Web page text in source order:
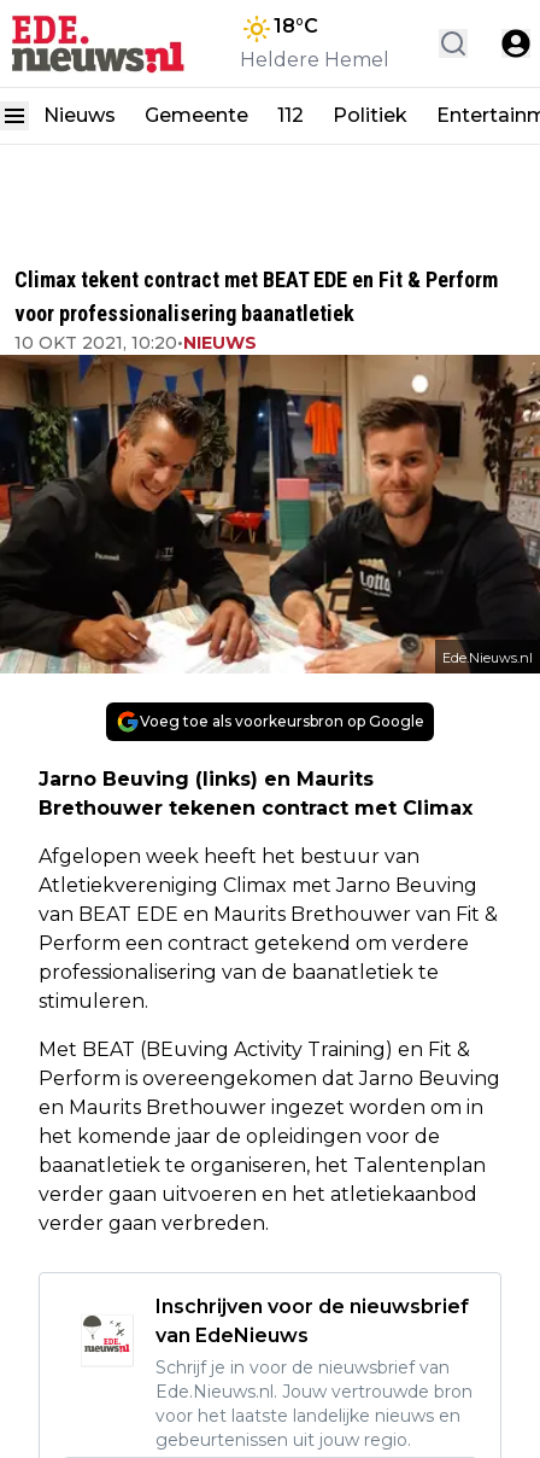
18°C
Heldere Hemel
Nieuws Gemeente 112 Politiek
Climax tekent contract met BEAT EDE en Fit & Perform
voor professionalisering baanatletiek
10 OKT 2021, 10:20•NIEUWS
Ede.Nieuws.nl
Voeg toe als voorkeursbron op Google
Jarno Beuving (links) en Maurits
Brethouwer tekenen contract met Climax
Afgelopen week heeft het bestuur van
Atletiekvereniging Climax met Jarno Beuving
van BEAT EDE en Maurits Brethouwer van Fit &
Perform een contract getekend om verdere
professionalisering van de baanatletiek te
stimuleren.
Met BEAT (BEuving Activity Training) en Fit &
Perform is overeengekomen dat Jarno Beuving
en Maurits Brethouwer ingezet worden om in
het komende jaar de opleidingen voor de
baanatletiek te organiseren, het Talentenplan
verder gaan uitvoeren en het atletiekaanbod
verder gaan verbreden.
Inschrijven voor de nieuwsbrief
van EdeNieuws
Schrijf je in voor de nieuwsbrief van
Ede.Nieuws.nl. Jouw vertrouwde bron
voor het laatste landelijke nieuws en
gebeurtenissen uit jouw regio.